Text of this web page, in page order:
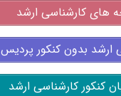
های کارشناسی ارشد
ارشد بدون کنکور پردیس
کنکور کارشناسی ارشد